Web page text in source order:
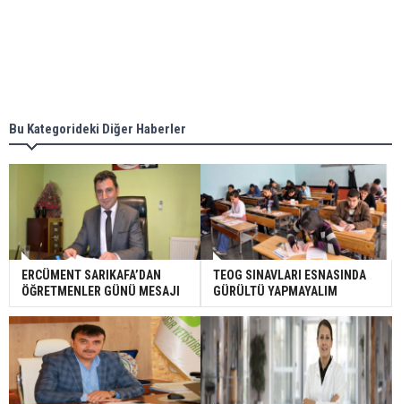
Bu Kategorideki Diğer Haberler
ERCÜMENT SARIKAFA’DAN
ÖĞRETMENLER GÜNÜ MESAJI
TEOG SINAVLARI ESNASINDA
GÜRÜLTÜ YAPMAYALIM